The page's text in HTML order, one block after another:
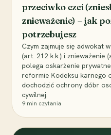
przeciwko czci
znieważenie) – jak
potrzebujesz
Czym zajmuje się adwokat
(art. 212 k.k.) i znieważenie
polega oskarżenie
reformie Kodeksu karnego
dochodzić ochrony dóbr
cywilnej.
9 min czytania